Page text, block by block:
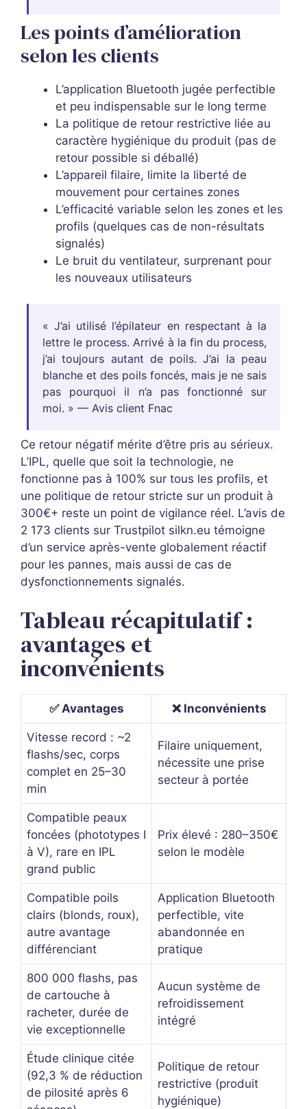
Les points d’amélioration
selon les clients
L’application Bluetooth jugée perfectible
et peu indispensable sur le long terme
La politique de retour restrictive liée au
caractère hygiénique du produit (pas de
retour possible si déballé)
L’appareil filaire, limite la liberté de
mouvement pour certaines zones
L’efficacité variable selon les zones et les
profils (quelques cas de non-résultats
signalés)
Le bruit du ventilateur, surprenant pour
les nouveaux utilisateurs
« J’ai utilisé l’épilateur en respectant à la
lettre le process. Arrivé à la fin du process,
j’ai toujours autant de poils. J’ai la peau
blanche et des poils foncés, mais je ne sais
pas pourquoi il n’a pas fonctionné sur
moi. » — Avis client Fnac
Ce retour négatif mérite d’être pris au sérieux.
L’IPL, quelle que soit la technologie, ne
fonctionne pas à 100% sur tous les profils, et
une politique de retour stricte sur un produit à
300€+ reste un point de vigilance réel. L’avis de
2 173 clients sur Trustpilot silkn.eu témoigne
d’un service après-vente globalement réactif
pour les pannes, mais aussi de cas de
dysfonctionnements signalés.
Tableau récapitulatif :
avantages et
inconvénients
✅ Avantages ❌ Inconvénients
Vitesse record : ~2
flashs/sec, corps
complet en 25–30
min
Filaire uniquement,
nécessite une prise
secteur à portée
Compatible peaux
foncées (phototypes I
à V), rare en IPL
grand public
Prix élevé : 280–350€
selon le modèle
Compatible poils
clairs (blonds, roux),
autre avantage
différenciant
Application Bluetooth
perfectible, vite
abandonnée en
pratique
800 000 flashs, pas
de cartouche à
racheter, durée de
vie exceptionnelle
Aucun système de
refroidissement
intégré
Étude clinique citée
(92,3 % de réduction
de pilosité après 6
Politique de retour
restrictive (produit
hygiénique)